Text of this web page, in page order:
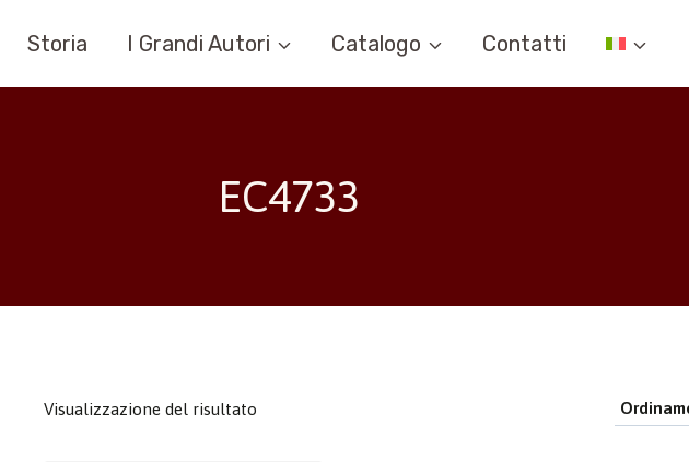
Storia I Grandi Autori Catalogo Contatti
EC4733
Visualizzazione del risultato